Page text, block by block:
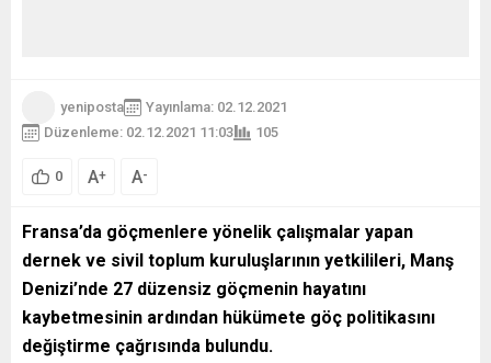
yeniposta
Yayınlama: 02.12.2021
Düzenleme: 02.12.2021 11:03
105
0 A+ A-
Fransa’da göçmenlere yönelik çalışmalar yapan
dernek ve sivil toplum kuruluşlarının yetkilileri, Manş
Denizi’nde 27 düzensiz göçmenin hayatını
kaybetmesinin ardından hükümete göç politikasını
değiştirme çağrısında bulundu.